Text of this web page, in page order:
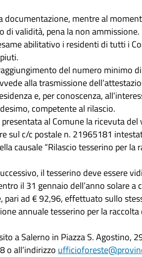
documentazione, mentre al
validità, pena la non ammissione.
abilitativo i residenti di tutti i
del numero minimo
alla trasmissione
e, per conoscenza,
competente al rilascio.
al Comune la ricevuta
sul c/c postale n. 21965181
causale “Rilascio tesserino per
il tesserino deve essere
il 31 gennaio dell’anno solare a
pari ad € 92,96, effettuato sullo
annuale tesserino per la
a Salerno in Piazza S. Agostino,
o all’indirizzo